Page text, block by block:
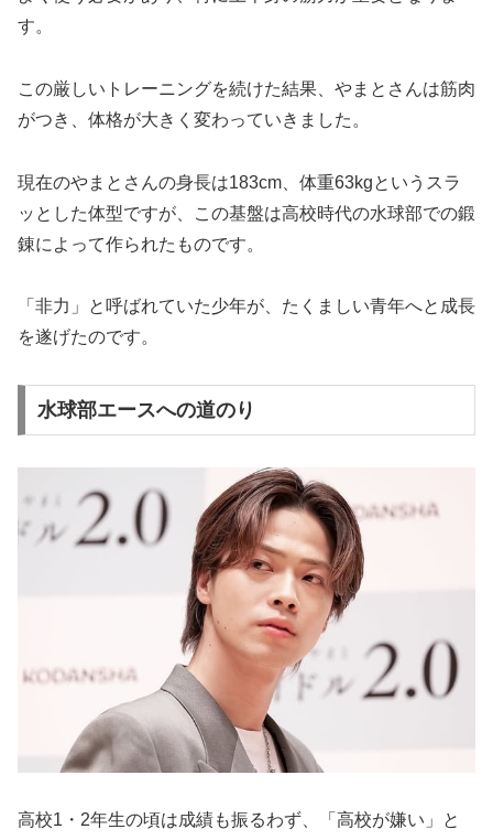
す。
この厳しいトレーニングを続けた結果、やまとさんは筋肉
がつき、体格が大きく変わっていきました。
現在のやまとさんの身長は183cm、体重63kgというスラ
ッとした体型ですが、この基盤は高校時代の水球部での鍛
錬によって作られたものです。
「非力」と呼ばれていた少年が、たくましい青年へと成長
を遂げたのです。
水球部エースへの道のり
高校1・2年生の頃は成績も振るわず、「高校が嫌い」と